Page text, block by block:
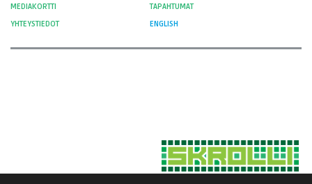
MEDIAKORTTI
TAPAHTUMAT
YHTEYSTIEDOT
ENGLISH